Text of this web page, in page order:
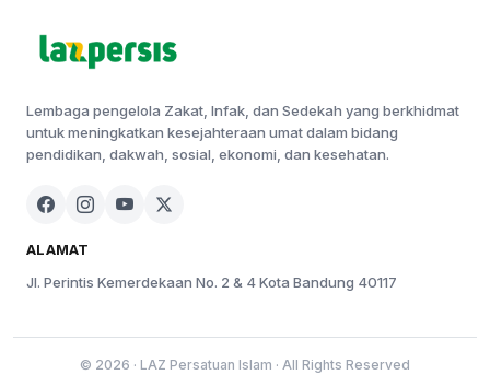
Lembaga pengelola Zakat, Infak, dan Sedekah yang berkhidmat
untuk meningkatkan kesejahteraan umat dalam bidang
pendidikan, dakwah, sosial, ekonomi, dan kesehatan.
ALAMAT
Jl. Perintis Kemerdekaan No. 2 & 4 Kota Bandung 40117
© 2026 · LAZ Persatuan Islam · All Rights Reserved